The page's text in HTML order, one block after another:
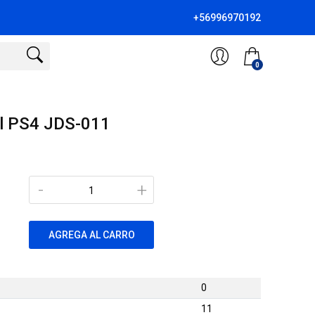
+56996970192
0
PS4 JDS-011
+
-
AGREGA AL CARRO
0
11